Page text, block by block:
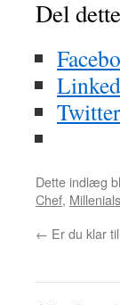
Del
Twitter
Dette indlæg
Chef, Millenials
← Er du klar